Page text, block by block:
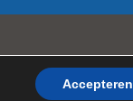
Accepteren